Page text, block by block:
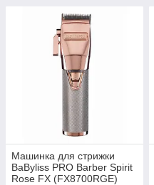
Машинка для стрижки
BaByliss PRO Barber Spirit
Rose FX (FX8700RGE)